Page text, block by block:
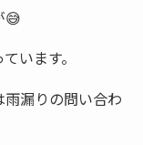
😅
います。
漏りの問い合わ